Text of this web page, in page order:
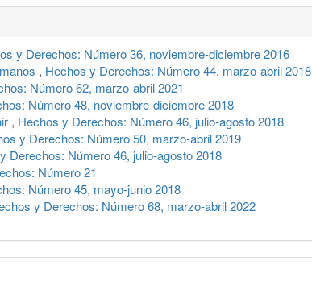
y Derechos: Número 36, noviembre-diciembre 2016
, Hechos y Derechos: Número 44, marzo-abril 2018
Número 62, marzo-abril 2021
Número 48, noviembre-diciembre 2018
, Hechos y Derechos: Número 46, julio-agosto 2018
y Derechos: Número 50, marzo-abril 2019
Derechos: Número 46, julio-agosto 2018
Número 21
Número 45, mayo-junio 2018
y Derechos: Número 68, marzo-abril 2022